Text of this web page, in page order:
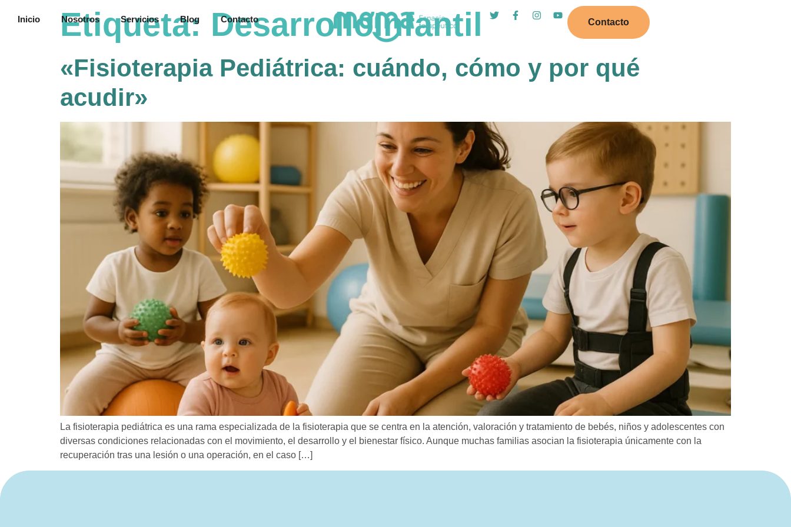
Inicio
Nosotros Servicios Blog Contacto Contacto
Etiqueta: DesarrolloInfantil
«Fisioterapia Pediátrica: cuándo, cómo y por qué
acudir»
La fisioterapia pediátrica es una rama especializada de la fisioterapia que se centra en la atención, valoración y tratamiento de bebés, niños y adolescentes con
diversas condiciones relacionadas con el movimiento, el desarrollo y el bienestar físico. Aunque muchas familias asocian la fisioterapia únicamente con la
recuperación tras una lesión o una operación, en el caso […]